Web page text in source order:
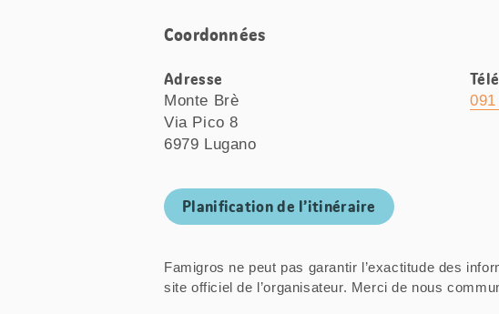
Coordonnées
Adresse
Monte Brè
Via Pico 8
6979 Lugano
Planification de l’itinéraire
Famigros ne peut pas garantir l’exactitude des
site officiel de l’organisateur. Merci de nous